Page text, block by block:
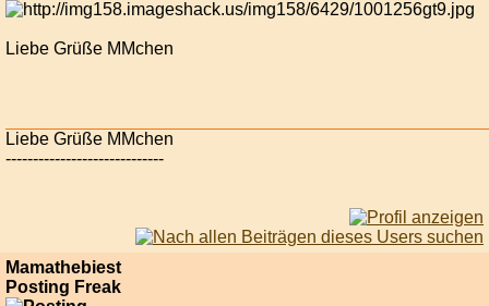
Liebe Grüße MMchen
Liebe Grüße MMchen
-----------------------------
Mamathebiest
Posting Freak